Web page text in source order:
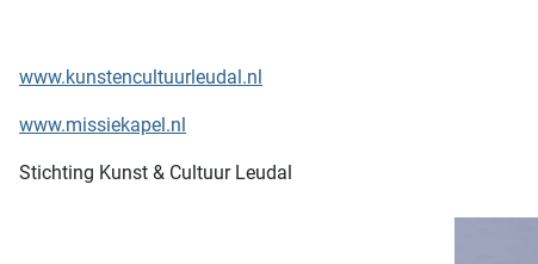
www.kunstencultuurleudal.nl
www.missiekapel.nl
Stichting Kunst & Cultuur Leudal